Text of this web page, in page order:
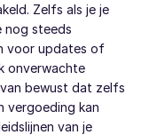
Zelfs als je je
nog steeds
voor updates of
onverwachte
bewust dat zelfs
vergoeding kan
van je